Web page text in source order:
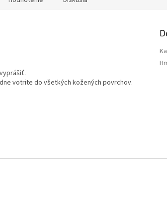
votrite do všetkých kožených povrchov.